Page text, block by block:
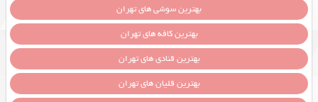
بهترین سوشی های تهران
بهترین کافه های تهران
بهترین قنادی های تهران
بهترین قلیان های تهران